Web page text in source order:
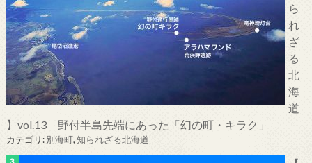
ら
れ
ざ
る
北
海
道
】vol.13 野付半島先端にあった「幻の町・キラク」
カテゴリ:別海町,知られざる北海道